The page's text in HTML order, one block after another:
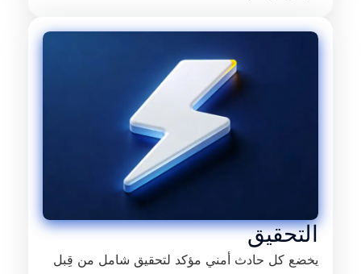
التحقيق
يخضع كل حادث أمني مؤكد لتحقيق شامل من قِبل